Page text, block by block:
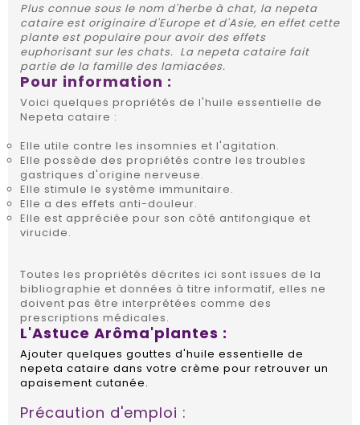
Plus connue sous le nom d'herbe à chat, la nepeta
cataire est originaire d'Europe et d'Asie, en effet cette
plante est populaire pour avoir des effets
euphorisant sur les chats. La nepeta cataire fait
partie de la famille des lamiacées.
Pour information :
Voici quelques propriétés de l'huile essentielle de
Nepeta cataire :
Elle utile contre les insomnies et l'agitation.
Elle possède des propriétés contre les troubles
gastriques d'origine nerveuse.
Elle stimule le système immunitaire.
Elle a des effets anti-douleur.
Elle est appréciée pour son côté antifongique et
virucide.
Toutes les propriétés décrites ici sont issues de la
bibliographie et données à titre informatif, elles ne
doivent pas être interprétées comme des
prescriptions médicales.
L'Astuce Arôma'plantes :
Ajouter quelques gouttes d'huile essentielle de
nepeta cataire dans votre crème pour retrouver un
apaisement cutanée.
Précaution d'emploi :